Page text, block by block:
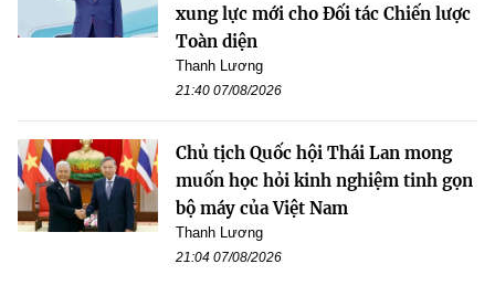
xung lực mới cho Đối tác Chiến lược
Toàn diện
Thanh Lương
21:40 07/08/2026
Chủ tịch Quốc hội Thái Lan mong
muốn học hỏi kinh nghiệm tinh gọn
bộ máy của Việt Nam
Thanh Lương
21:04 07/08/2026